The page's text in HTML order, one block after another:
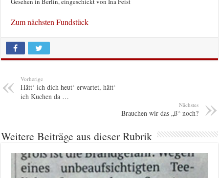
Zum nächsten Fundstück
Vorherige
Hätt‘ ich dich heut‘ erwartet, hätt‘
ich Kuchen da …
Nächstes
Brauchen wir das „ß“ noch?
Weitere Beiträge aus dieser Rubrik